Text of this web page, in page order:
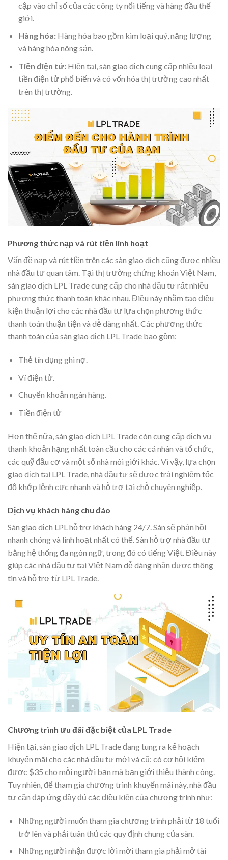
cập vào chỉ số của các công ty nổi tiếng và hàng đầu thế
giới.
Hàng hóa:Hàng hóa bao gồm kim loại quý, năng lượng
và hàng hóa nông sản.
Tiền điện tử:Hiện tại, sàn giao dịch cung cấp nhiều loại
tiền điện tử phổ biến và có vốn hóa thị trường cao nhất
trên thị trường.
Phương thức nạp và rút tiền linh hoạt
Vấn đề nạp và rút tiền trên các sàn giao dịch cũng được nhiều
nhà đầu tư quan tâm. Tại thị trường chứng khoán Việt Nam,
sàn giao dịch LPL Trade cung cấp cho nhà đầu tư rất nhiều
phương thức thanh toán khác nhau. Điều này nhằm tạo điều
kiện thuận lợi cho các nhà đầu tư lựa chọn phương thức
thanh toán thuận tiện và dễ dàng nhất. Các phương thức
thanh toán của sàn giao dịch LPL Trade bao gồm:
Thẻ tín dụng ghi nợ.
Ví điện tử.
Chuyển khoản ngân hàng.
Tiền điện tử
Hơn thế nữa, sàn giao dịch LPL Trade còn cung cấp dịch vụ
thanh khoản hạng nhất toàn cầu cho các cá nhân và tổ chức,
các quỹ đầu cơ và một số nhà môi giới khác. Vì vậy, lựa chọn
giao dịch tại LPL Trade, nhà đầu tư sẽ được trải nghiệm tốc
độ khớp lệnh cực nhanh và hỗ trợ tại chỗ chuyên nghiệp.
Dịch vụ khách hàng chu đáo
Sàn giao dịch LPL hỗ trợ khách hàng 24/7. Sàn sẽ phản hồi
nhanh chóng và linh hoạt nhất có thể. Sàn hỗ trợ nhà đầu tư
bằng hệ thống đa ngôn ngữ, trong đó có tiếng Việt. Điều này
giúp các nhà đầu tư tại Việt Nam dễ dàng nhận được thông
tin và hỗ trợ từ LPL Trade.
Chương trình ưu đãi đặc biệt của LPL Trade
Hiện tại, sàn giao dịch LPL Trade đang tung ra kế hoạch
khuyến mãi cho các nhà đầu tư mới và cũ: có cơ hội kiếm
được $35 cho mỗi người bạn mà bạn giới thiệu thành công.
Tuy nhiên, để tham gia chương trình khuyến mãi này, nhà đầu
tư cần đáp ứng đầy đủ các điều kiện của chương trình như:
Những người muốn tham gia chương trình phải từ 18 tuổi
trở lên và phải tuân thủ các quy định chung của sàn.
Những người nhận được lời mời tham gia phải mở tài